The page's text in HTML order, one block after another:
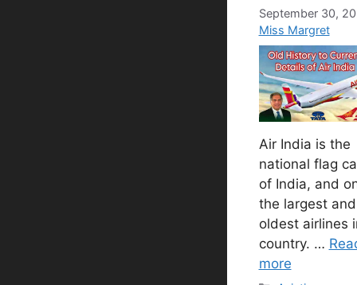
September 30,
Miss Margret
Air India is the
national flag
of India, and
the largest and
oldest airlines
country. …
more